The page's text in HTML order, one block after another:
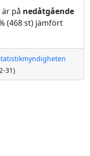
på nedåtgående
(468 st) jämfört
31)